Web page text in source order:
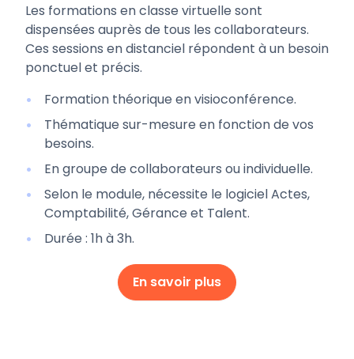
Les formations en classe virtuelle sont
dispensées auprès de tous les collaborateurs.
Ces sessions en distanciel répondent à un besoin
ponctuel et précis.
Formation théorique en visioconférence.
Thématique sur-mesure en fonction de vos
besoins.
En groupe de collaborateurs ou individuelle.
Selon le module, nécessite le logiciel Actes,
Comptabilité, Gérance et Talent.
Durée : 1h à 3h.
En savoir plus